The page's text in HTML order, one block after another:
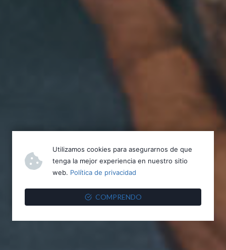
Utilizamos cookies para asegurarnos de que
tenga la mejor experiencia en nuestro sitio
web. Política de privacidad
COMPRENDO